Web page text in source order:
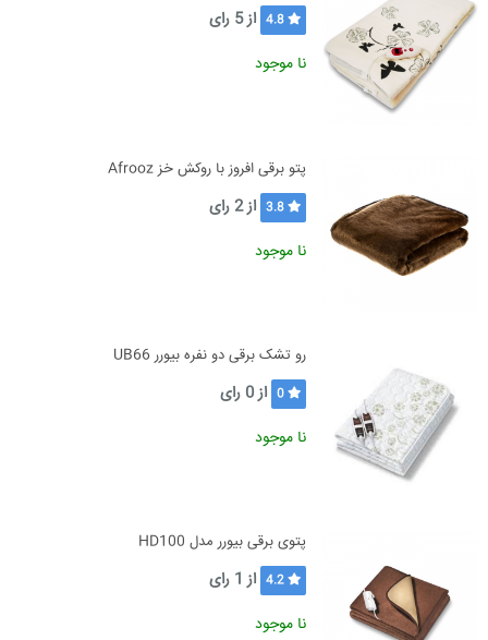
4.8 از5 رای
نا موجود
پتو برقی افروز با روکش خز Afrooz
3.8 از2رای
نا موجود
رو تشک برقی دو نفره بیورر UB66
0 از0 رای
نا موجود
پتوی برقی بیورر مدل HD100‎
4.2 از 1 رای
نا موجود